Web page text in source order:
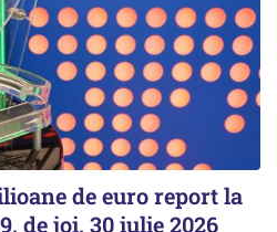
de euro report la
de joi, 30 iulie 2026